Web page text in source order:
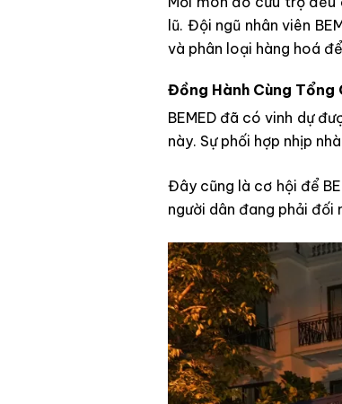
lũ. Đội ngũ nhân viên
và phân loại hàng hoá
Đồng Hành Cùng Tổng
BEMED đã có vinh dự
này. Sự phối hợp nhịp
Đây cũng là cơ hội để
người dân đang phải đối